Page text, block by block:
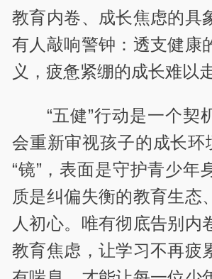
教育内卷、成长焦虑的具
有人敲响警钟：透支健康
义，疲惫紧绷的成长难以
“五健”行动是一个契
会重新审视孩子的成长环
“镜”，表面是守护青少年
质是纠偏失衡的教育生态
人初心。唯有彻底告别内
教育焦虑，让学习不再疲